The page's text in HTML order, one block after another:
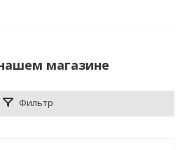
магазине
Фильтр